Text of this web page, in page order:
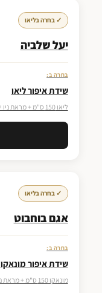
✓ בחרה בליאו
יעל שלביה
בחרה ב:
שידת איפור ליאו
ליאו 150 ס"מ + מראת ניו יורק
✓ בחרה בליאו
אגם בוחבוט
בחרה ב:
שידת איפור מונאקו
מונאקו 150 ס"מ + מראת ניו יורק